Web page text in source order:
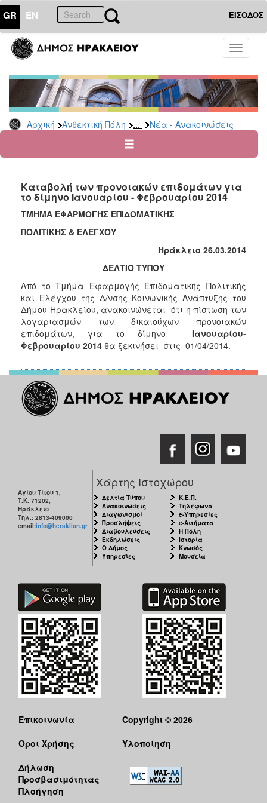
GR EN ΕΙΣΟΔΟΣ
Toggle
Αρχική Ανθεκτική Πόλη ... Νέα - Ανακοινώσεις
ΑΝΘΕΚΤΙΚΗ
ΠΟΛΗ
Κοινωνική
Πολιτική
Νέα
Ανακοινώσεις
για
Οικονομική
Αδυναμία
Φυσικές
Φροντίδας
(Κ.Α.Π.Η.)
Κέντρα
Δημιουργικής
Απασχόλησης
Παιδιών
Κέντρα
Ημερήσιας
Φροντίδας
Ηλικιωμένων
Έλεγχος
Βρεφονηπιακών
Σταθμών
Γυναικών
Κέντρο
Κοινότητας
Κοινωνικό
Φαρμακείο
Κοινωνικό
Παντοπωλείο
Ισότητα
Φύλων
Απινιδωτές
Καταβολή των προνοιακών επιδομάτων για
το δίμηνο Ιανουαρίου - Φεβρουαρίου 2014
ΤΜΗΜΑ ΕΦΑΡΜΟΓΗΣ ΕΠΙΔΟΜΑΤΙΚΗΣ
ΠΟΛΙΤΙΚΗΣ & ΕΛΕΓΧΟΥ
Ηράκλειο 26.03.2014
ΔΕΛΤΙΟ ΤΥΠΟΥ
Από το Τμήμα Εφαρμογής Επιδοματικής Πολιτικής
και Ελέγχου της Δ/νσης Κοινωνικής Ανάπτυξης του
Δήμου Ηρακλείου, ανακοινώνεται ότι η πίστωση των
λογαριασμών των δικαιούχων προνοιακών
επιδομάτων, για το δίμηνο
Ιανουαρίου-
Φεβρουαρίου 2014 θα ξεκινήσει στις 01/04/2014.
Αγίου Τίτου 1,
Τ.Κ. 71202,
Ηράκλειο
Τηλ.: 2813-409000
email:info@heraklion.gr
Χάρτης Ιστοχώρου
Δελτία Τύπου
Ανακοινώσεις
Διαγωνισμοί
Προσλήψεις
Διαβουλεύσεις
Εκδηλώσεις
Ο Δήμος
Υπηρεσίες
Κ.Ε.Π.
Τηλέφωνα
e-Υπηρεσίες
e-Αιτήματα
Η Πόλη
Ιστορία
Κνωσός
Μουσεία
Επικοινωνία
Όροι Χρήσης
Δήλωση
Προσβασιμότητας
Πλοήγηση
Copyright © 2026
Υλοποίηση